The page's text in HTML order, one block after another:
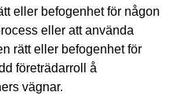
eller befogenhet för någon
eller att använda
rätt eller befogenhet för
företrädarroll å
vägnar.